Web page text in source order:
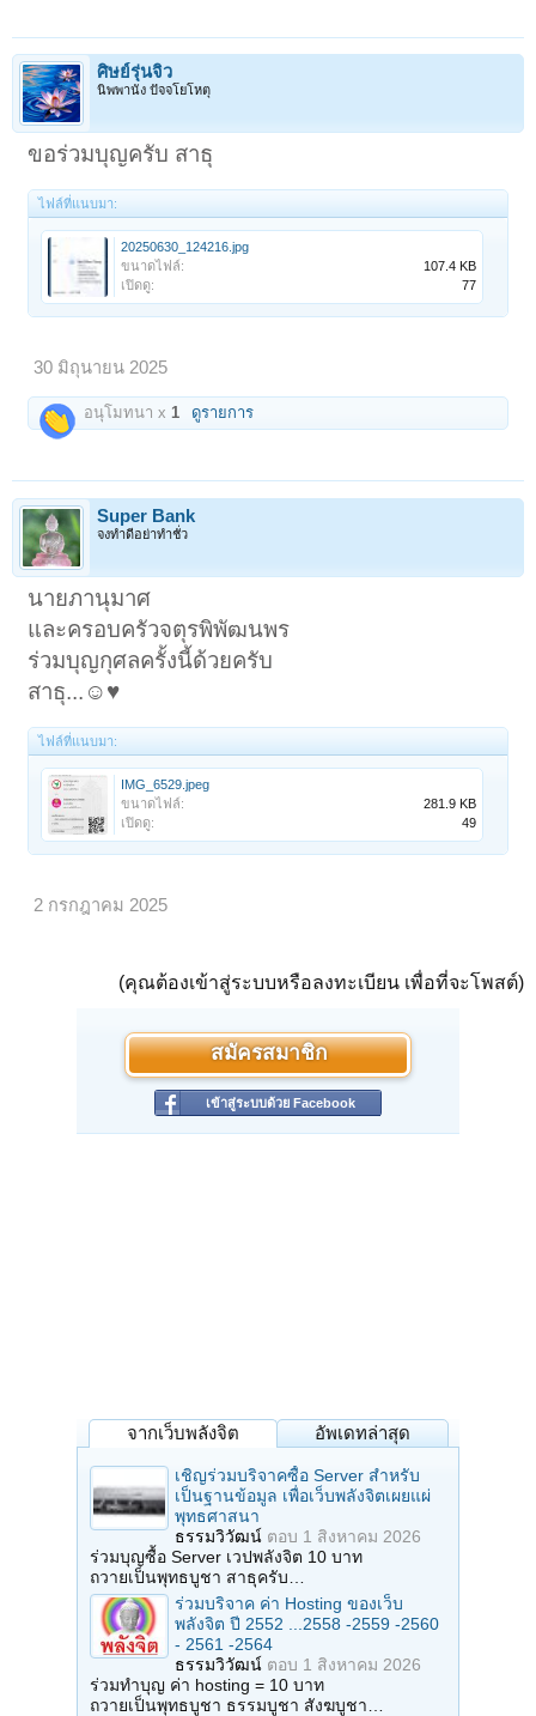
ศิษย์รุ่นจิ๋ว
นิพพานัง ปัจจโยโหตุ
ขอร่วมบุญครับ สาธุ
ไฟล์ที่แนบมา:
20250630_124216.jpg
ขนาดไฟล์:
107.4 KB
เปิดดู:
77
30 มิถุนายน 2025
อนุโมทนา x1 ดูรายการ
Super Bank
จงทำดีอย่าทำชั่ว
นายภานุมาศ
และครอบครัวจตุรพิพัฒนพร
ร่วมบุญกุศลครั้งนี้ด้วยครับ
สาธุ...☺️♥️
ไฟล์ที่แนบมา:
IMG_6529.jpeg
ขนาดไฟล์:
281.9 KB
เปิดดู:
49
2 กรกฎาคม 2025
(คุณต้องเข้าสู่ระบบหรือลงทะเบียน เพื่อที่จะโพสต์)
สมัครสมาชิก
เข้าสู่ระบบด้วย Facebook
จากเว็บพลังจิต อัพเดทล่าสุด
เชิญร่วมบริจาคซื้อ Server สำหรับ
เป็นฐานข้อมูล เพื่อเว็บพลังจิตเผยแผ่
พุทธศาสนา
ธรรมวิวัฒน์ ตอบ 1 สิงหาคม 2026
ร่วมบุญซื้อ Server เวปพลังจิต 10 บาท
ถวายเป็นพุทธบูชา สาธุครับ…
ร่วมบริจาค ค่า Hosting ของเว็บ
พลังจิต ปี 2552 ...2558 -2559 -2560
- 2561 -2564
ธรรมวิวัฒน์ ตอบ 1 สิงหาคม 2026
ร่วมทำบุญ ค่า hosting = 10 บาท
ถวายเป็นพุทธบูชา ธรรมบูชา สังฆบูชา…